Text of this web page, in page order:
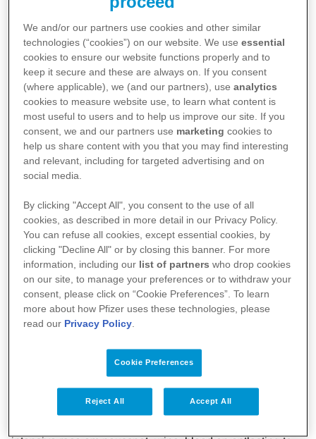
Ze maakte diverse reizen naar Afrika en raakte
geïnteresseerd in infectieziekten. Vooral in lage- en
middeninkomenslanden zijn infectieziekten nog een groot
probleem. Daarbij voelde ze de behoefte om zich in te
zetten voor het voorkomen van kindersterfte.
‘Ik moest alle data voor mijn onderzoek
zelf verzamelen’
Tijdens haar studie deed ze onderzoek in het
tropencentrum van het AMC naar rabiësvaccinatie en
pneumokokkenvaccinatie. Daarna volgde een master op
het gebied van infectieziekten. Na haar afstuderen,
promoveerde ze in het Wilhelmina Kinderziekenhuis op
het RS-virus, voluit respiratoir syncytieel-virus.
’’Het eerste jaar van mijn promotieonderzoek heb ik in de
klei gestaan in het Wilhelmina Kinderziekenhuis,’’ vertelt
ze. ’’Ik reed met een autootje heel Nederland door om op
rekruteerden voor de RS-virusstudies die we deden. En
We and/or our partners use cookies and other similar
technologies (“cookies”) on our website. We useessential
cookies to ensure our website functions properly and to
keep it secure and these are always on. If you consent
(where applicable), we (and our partners), useanalytics
cookies to measure website use, to learn what content is
most useful to users and to help us improve our site. If you
consent, we and our partners use marketing cookies to
help us share content with you that you may find interesting
and relevant, including for targeted advertising and on
social media.
By clicking "Accept All", you consent to the use of all
cookies, as described in more detail in our Privacy Policy.
You can refuse all cookies, except essential cookies, by
clicking "Decline All" or by closing this banner. For more
information, including our list of partners who drop cookies
on our site, to manage your preferences or to withdraw your
consent, please click on “Cookie Preferences”. To learn
more about how Pfizer uses these technologies, please
read our Privacy Policy.
Cookie Preferences
Reject All Accept All